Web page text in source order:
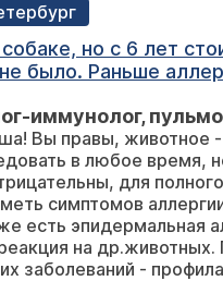
но с 6 лет
было. Раньше
и чувствовать
становится
ситуация
хайленд-уайт-
Лет 7
Но явно ощущаю,
я снова вернулась
иммунолог,
Вы правы, животное
в любое время,
для
симптомов
есть эпидермальная
на
заболеваний -